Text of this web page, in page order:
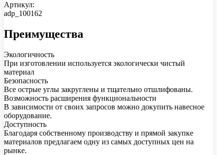
Артикул:
adp_100162
Преимущества
Экологичность
При изготовлении используется экологически чистый
материал
Безопасность
Все острые углы закруглены и тщательно отшлифованы.
Возможность расширения функциональности
В зависимости от своих запросов можно докупить навесное
оборудование.
Доступность
Благодаря собственному производству и прямой закупке
материалов предлагаем одну из самых доступных цен на
рынке.